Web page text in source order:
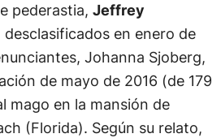
pederastia, Jeffrey
desclasificados en enero de
Johanna Sjoberg,
de mayo de 2016 (de 179
mago en la mansión de
(Florida). Según su relato,